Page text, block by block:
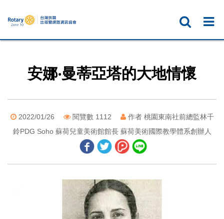
安娜‧曼蒂亞塔的大地情懷
2022/01/26 閱覽數 1112
作者 桃園東南社前總監林千
鈴PDG Soho 蘇荷兒童美術館館長 蘇荷美術國際教學體系創辦人